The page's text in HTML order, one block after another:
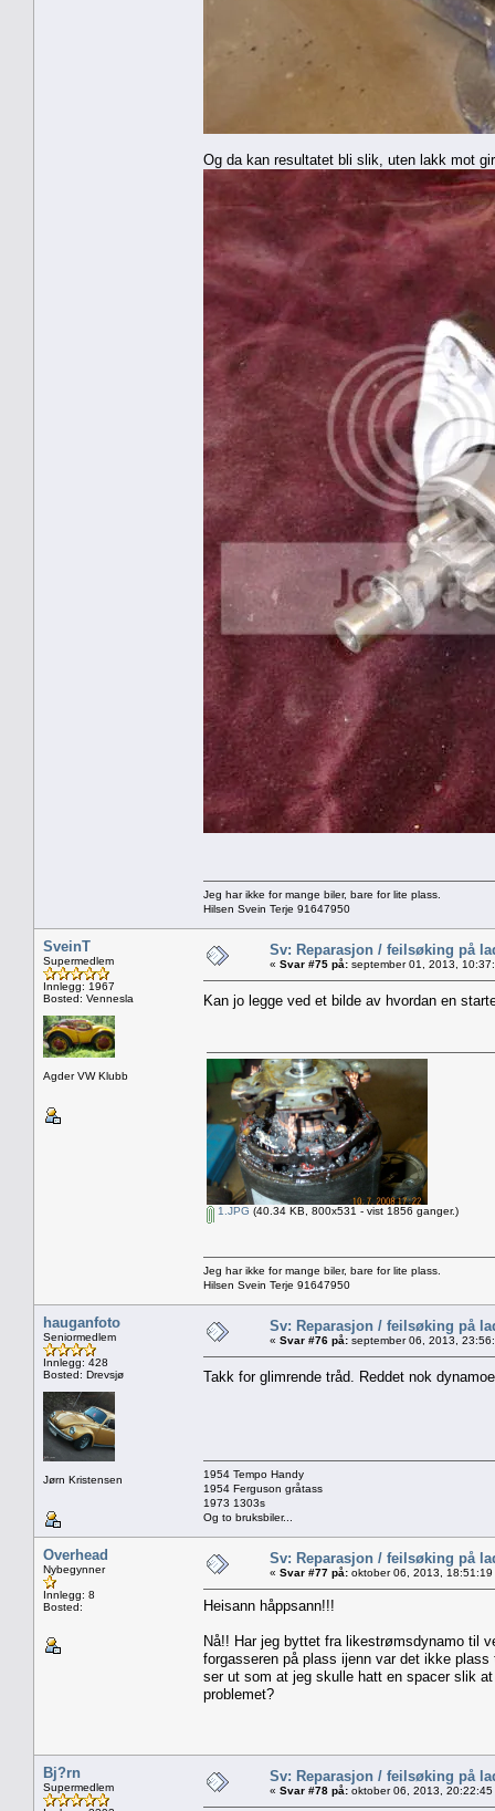
Og da kan resultatet bli slik, uten lakk mot
Jeg har ikke for mange biler, bare for lite plass.
Hilsen Svein Terje 91647950
SveinT
Supermedlem
Innlegg: 1967
Bosted: Vennesla
Agder VW Klubb
Sv: Reparasjon / feilsøking på
« Svar #75 på: september 01, 2013,
Kan jo legge ved et bilde av hvordan en
1.JPG (40.34 KB, 800x531 - vist 1856 ganger.)
Jeg har ikke for mange biler, bare for lite plass.
Hilsen Svein Terje 91647950
hauganfoto
Seniormedlem
Innlegg: 428
Bosted: Drevsjø
Jørn Kristensen
Sv: Reparasjon / feilsøking på
« Svar #76 på: september 06, 2013,
Takk for glimrende tråd. Reddet nok
1954 Tempo Handy
1954 Ferguson gråtass
1973 1303s
Og to bruksbiler...
Overhead
Nybegynner
Innlegg: 8
Bosted:
Sv: Reparasjon / feilsøking på
« Svar #77 på: oktober 06, 2013, 18:51:19
Heisann håppsann!!!
Nå!! Har jeg byttet fra likestrømsdynamo til
forgasseren på plass ijenn var det ikke
ser ut som at jeg skulle hatt en spacer slik
problemet?
Bj?rn
Supermedlem
Sv: Reparasjon / feilsøking på
« Svar #78 på: oktober 06, 2013, 20:22:45